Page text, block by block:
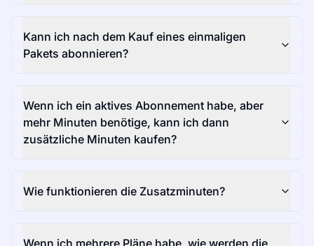
Kann ich nach dem Kauf eines einmaligen
Pakets abonnieren?
Wenn ich ein aktives Abonnement habe, aber
mehr Minuten benötige, kann ich dann
zusätzliche Minuten kaufen?
Wie funktionieren die Zusatzminuten?